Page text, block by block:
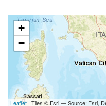
+
−
Leaflet | Tiles © Esri — Source: Esri,